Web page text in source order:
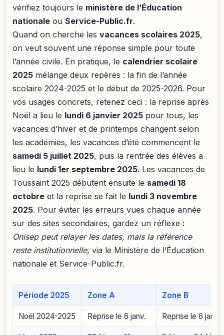
vérifiez toujours le ministère de l’Éducation
nationale ou Service-Public.fr.
Quand on cherche les vacances scolaires 2025,
on veut souvent une réponse simple pour toute
l’année civile. En pratique, le calendrier scolaire
2025 mélange deux repères : la fin de l’année
scolaire 2024-2025 et le début de 2025-2026. Pour
vos usages concrets, retenez ceci : la reprise après
Noël a lieu le lundi 6 janvier 2025 pour tous, les
vacances d’hiver et de printemps changent selon
les académies, les vacances d’été commencent le
samedi 5 juillet 2025, puis la rentrée des élèves a
lieu le lundi 1er septembre 2025. Les vacances de
Toussaint 2025 débutent ensuite le samedi 18
octobre et la reprise se fait le lundi 3 novembre
2025. Pour éviter les erreurs vues chaque année
sur des sites secondaires, gardez un réflexe :
Onisep peut relayer les dates, mais la référence
reste institutionnelle, via le Ministère de l’Éducation
nationale et Service-Public.fr.
Période 2025 Zone A Zone B
Noël 2024-2025 Reprise le 6 janv. Reprise le 6 janv.